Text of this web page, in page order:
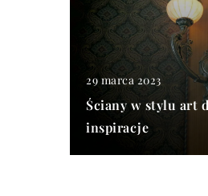
29 marca 2023
Ściany w stylu art
inspiracje